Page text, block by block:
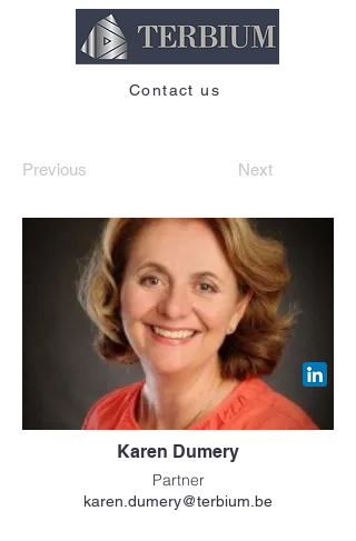
Contact us
Previous Next
Karen Dumery
Partner
karen.dumery@terbium.be